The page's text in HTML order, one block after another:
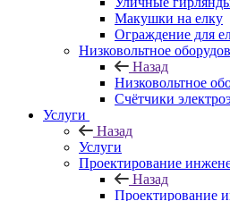
Макушки на елку
Ограждение для
Низковольтное
Назад
Низковольтное
Счётчики
Услуги
Назад
Услуги
Проектирование
Назад
Проектирование